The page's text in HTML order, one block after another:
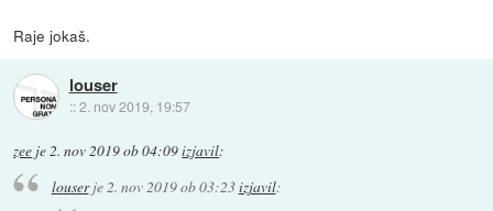
Raje jokaš.
louser
::2. nov 2019, 19:57
zee je2. nov 2019 ob 04:09izjavil:
louserje2. nov 2019 ob 03:23izjavil: